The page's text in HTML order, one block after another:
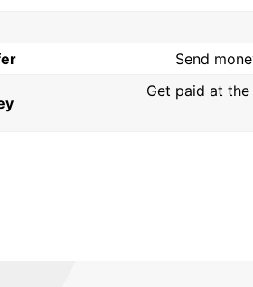
Send
Get paid at